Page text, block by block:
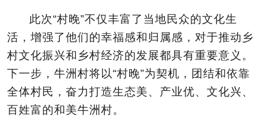
此次“村晚”不仅丰富了当地民众的文化生
活，增强了他们的幸福感和归属感，对于推动乡
村文化振兴和乡村经济的发展都具有重要意义。
下一步，牛洲村将以“村晚”为契机，团结和依靠
全体村民，奋力打造生态美、产业优、文化兴、
百姓富的和美牛洲村。